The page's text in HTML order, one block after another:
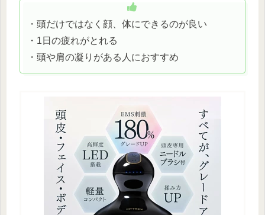
・頭だけではなく顔、体にできるのが良い
・1日の疲れがとれる
・頭や肩の凝りがある人におすすめ